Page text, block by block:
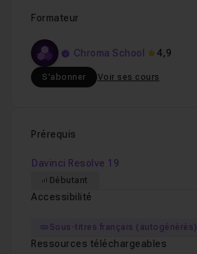
Formateur
Chroma School 4,9
S'abonner Voir ses cours
Prérequis
Davinci Resolve 19
Débutant
Accessibilité
Sous-titres français (autogénérés)
Ressources téléchargeables